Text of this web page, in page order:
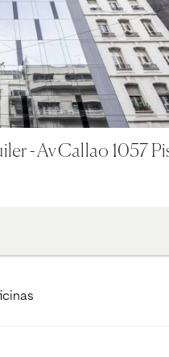
- Av Callao 1057